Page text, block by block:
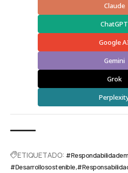
Claude
ChatGPT
Google
Gemini
Grok
ETIQUETADO:
#Desarrollosostenible